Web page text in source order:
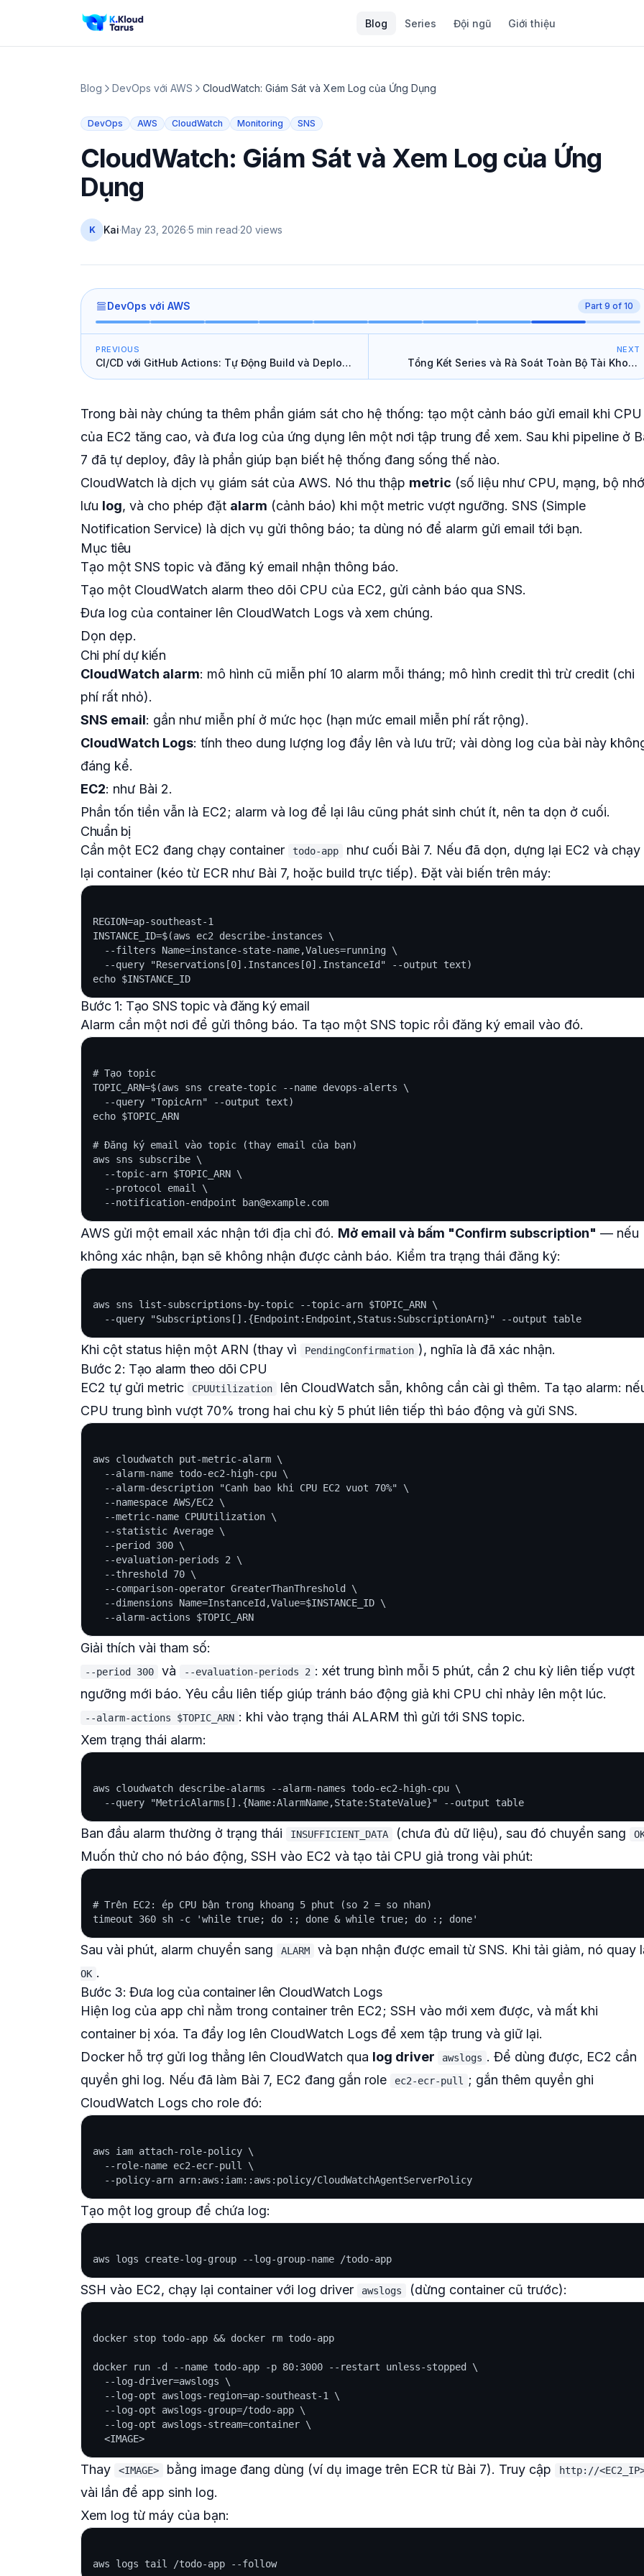
Blog Series Đội ngũ Giới thiệu
Blog DevOps với AWS CloudWatch: Giám Sát và Xem Log của Ứng Dụng
DevOps AWS CloudWatch Monitoring SNS
CloudWatch: Giám Sát và Xem Log của Ứng
Dụng
K Kai·May 23, 2026·5 min read·20 views
DevOps với AWS Part 9 of 10
PREVIOUS
CI/CD với GitHub Actions: Tự Động Build và Deploy
lên AWS
NEXT
Tổng Kết Series và Rà Soát Toàn Bộ Tài Khoản
AWS
Trong bài này chúng ta thêm phần giám sát cho hệ thống: tạo một cảnh báo gửi email khi CPU
của EC2 tăng cao, và đưa log của ứng dụng lên một nơi tập trung để xem. Sau khi pipeline ở
7 đã tự deploy, đây là phần giúp bạn biết hệ thống đang sống thế nào.
CloudWatch là dịch vụ giám sát của AWS. Nó thu thập metric (số liệu như CPU, mạng, bộ
lưu log, và cho phép đặt alarm (cảnh báo) khi một metric vượt ngưỡng. SNS (Simple
Notification Service) là dịch vụ gửi thông báo; ta dùng nó để alarm gửi email tới bạn.
Mục tiêu
Tạo một SNS topic và đăng ký email nhận thông báo.
Tạo một CloudWatch alarm theo dõi CPU của EC2, gửi cảnh báo qua SNS.
Đưa log của container lên CloudWatch Logs và xem chúng.
Dọn dẹp.
Chi phí dự kiến
CloudWatch alarm: mô hình cũ miễn phí 10 alarm mỗi tháng; mô hình credit thì trừ credit (chi
phí rất nhỏ).
SNS email: gần như miễn phí ở mức học (hạn mức email miễn phí rất rộng).
CloudWatch Logs: tính theo dung lượng log đẩy lên và lưu trữ; vài dòng log của bài này
đáng kể.
EC2: như Bài 2.
Phần tốn tiền vẫn là EC2; alarm và log để lại lâu cũng phát sinh chút ít, nên ta dọn ở cuối.
Chuẩn bị
Cần một EC2 đang chạy container
todo-app
như cuối Bài 7. Nếu đã dọn, dựng lại EC2 và chạy
lại container (kéo từ ECR như Bài 7, hoặc build trực tiếp). Đặt vài biến trên máy:
REGION=ap-southeast-1
INSTANCE_ID=$(aws ec2 describe-instances \
  --filters Name=instance-state-name,Values=running \
  --query "Reservations[0].Instances[0].InstanceId" --output text)
Bước 1: Tạo SNS topic và đăng ký email
Alarm cần một nơi để gửi thông báo. Ta tạo một SNS topic rồi đăng ký email vào đó.
# Tạo topic
TOPIC_ARN=$(aws sns create-topic --name devops-alerts \
  --query "TopicArn" --output text)
echo $TOPIC_ARN
# Đăng ký email vào topic (thay email của bạn)
aws sns subscribe \
  --topic-arn $TOPIC_ARN \
  --protocol email \
AWS gửi một email xác nhận tới địa chỉ đó. Mở email và bấm "Confirm subscription" — nếu
không xác nhận, bạn sẽ không nhận được cảnh báo. Kiểm tra trạng thái đăng ký:
aws sns list-subscriptions-by-topic --topic-arn $TOPIC_ARN \
Khi cột status hiện một ARN (thay vì PendingConfirmation ), nghĩa là đã xác nhận.
Bước 2: Tạo alarm theo dõi CPU
EC2 tự gửi metric
CPUUtilization
lên CloudWatch sẵn, không cần cài gì thêm. Ta tạo alarm:
CPU trung bình vượt 70% trong hai chu kỳ 5 phút liên tiếp thì báo động và gửi SNS.
aws cloudwatch put-metric-alarm \
  --alarm-name todo-ec2-high-cpu \
  --alarm-description "Canh bao khi CPU EC2 vuot 70%" \
  --namespace AWS/EC2 \
  --metric-name CPUUtilization \
  --statistic Average \
  --period 300 \
  --evaluation-periods 2 \
  --threshold 70 \
  --comparison-operator GreaterThanThreshold \
  --dimensions Name=InstanceId,Value=$INSTANCE_ID \
Giải thích vài tham số:
--period 300 và --evaluation-periods 2 : xét trung bình mỗi 5 phút, cần 2 chu kỳ liên tiếp vượt
ngưỡng mới báo. Yêu cầu liên tiếp giúp tránh báo động giả khi CPU chỉ nhảy lên một lúc.
--alarm-actions $TOPIC_ARN : khi vào trạng thái ALARM thì gửi tới SNS topic.
Xem trạng thái alarm:
aws cloudwatch describe-alarms --alarm-names todo-ec2-high-cpu \
Ban đầu alarm thường ở trạng thái INSUFFICIENT_DATA (chưa đủ dữ liệu), sau đó chuyển sang
Muốn thử cho nó báo động, SSH vào EC2 và tạo tải CPU giả trong vài phút:
# Trên EC2: ép CPU bận trong khoang 5 phut (so 2 = so nhan)
Sau vài phút, alarm chuyển sang ALARM và bạn nhận được email từ SNS. Khi tải giảm, nó quay
OK .
Bước 3: Đưa log của container lên CloudWatch Logs
Hiện log của app chỉ nằm trong container trên EC2; SSH vào mới xem được, và mất khi
container bị xóa. Ta đẩy log lên CloudWatch Logs để xem tập trung và giữ lại.
Docker hỗ trợ gửi log thẳng lên CloudWatch qua log driver awslogs . Để dùng được, EC2 cần
quyền ghi log. Nếu đã làm Bài 7, EC2 đang gắn role
ec2-ecr-pull
; gắn thêm quyền ghi
CloudWatch Logs cho role đó:
aws iam attach-role-policy \
  --role-name ec2-ecr-pull \
Tạo một log group để chứa log:
SSH vào EC2, chạy lại container với log driver awslogs (dừng container cũ trước):
docker stop todo-app && docker rm todo-app
docker run -d --name todo-app -p 80:3000 --restart unless-stopped \
  --log-driver=awslogs \
  --log-opt awslogs-region=ap-southeast-1 \
  --log-opt awslogs-group=/todo-app \
  --log-opt awslogs-stream=container \
Thay <IMAGE> bằng image đang dùng (ví dụ image trên ECR từ Bài 7). Truy cập http://
vài lần để app sinh log.
Xem log từ máy của bạn: